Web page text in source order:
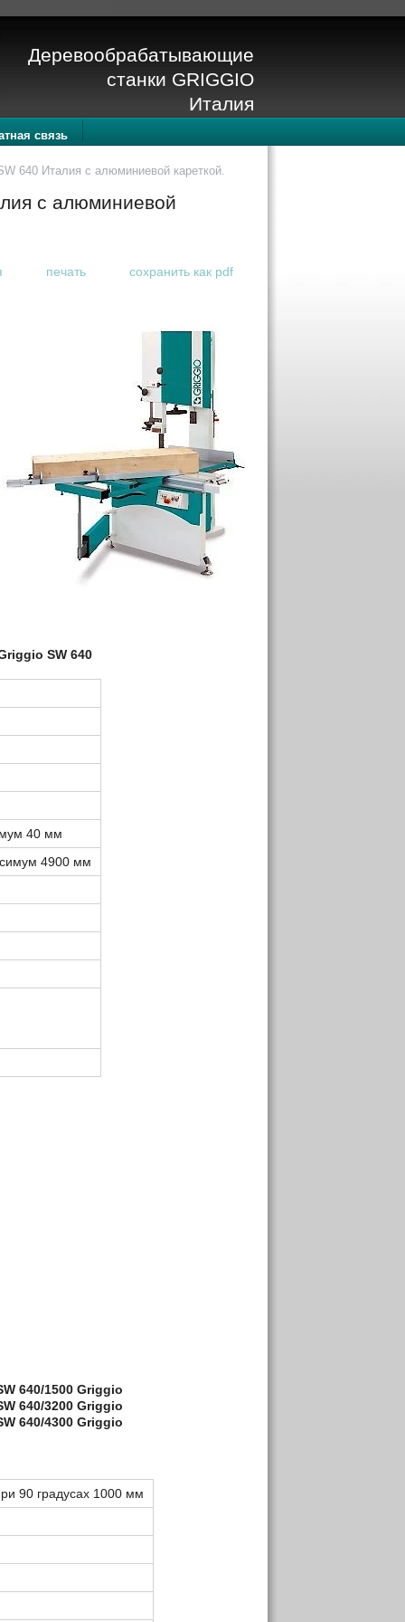
Деревообрабатывающие
станки GRIGGIO
Италия
связь
640 Италия с алюминиевой кареткой.
с алюминиевой
печать сохранить как pdf
SW 640
40 мм
4900 мм
640/1500 Griggio
640/3200 Griggio
640/4300 Griggio
90 градусах 1000 мм